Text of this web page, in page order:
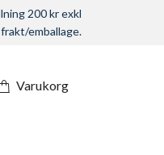
200 kr exkl
frakt/emballage.
Varukorg